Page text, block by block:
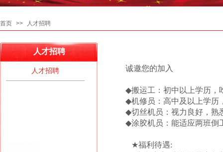
首页 >> 人才招聘
人才招聘
诚邀您的加入
◆搬运工：初中以上学历，
◆机修员：高中及以上学历
◆切丝机员：视力良好，熟
◆涂胶机员：能适应两班倒
★福利待遇:
人才招聘